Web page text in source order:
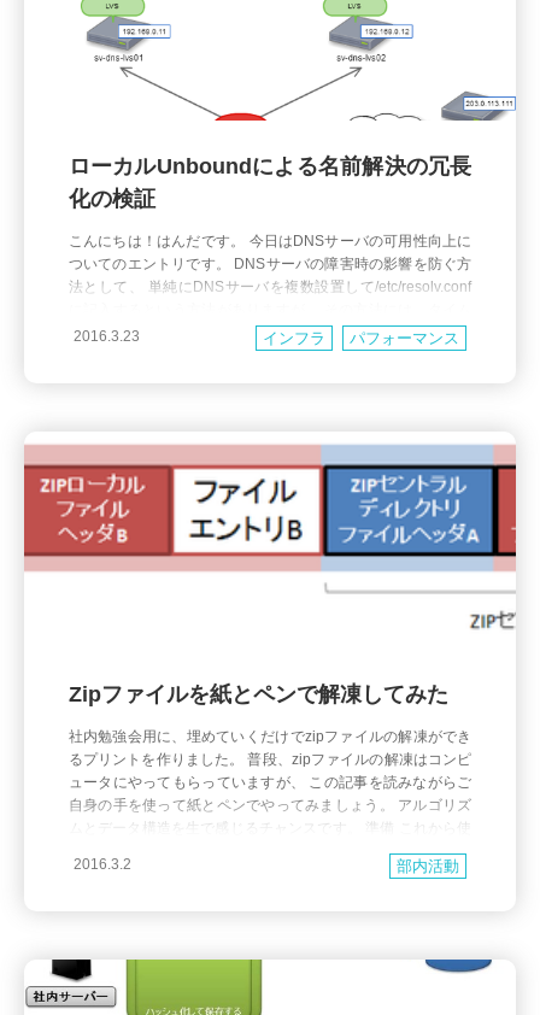
ローカルUnboundによる名前解決の冗長
化の検証
こんにちは！はんだです。 今日はDNSサーバの可用性向上に
ついてのエントリです。 DNSサーバの障害時の影響を防ぐ方
法として、 単純にDNSサーバを複数設置して/etc/resolv.conf
アウトの待ち時間という落とし穴があります。 /etc/resolv.con
f nameserver 192.168.0.11
2016.3.23 インフラ パフォーマンス
Zipファイルを紙とペンで解凍してみた
社内勉強会用に、埋めていくだけでzipファイルの解凍ができ
るプリントを作りました。 普段、zipファイルの解凍はコンピ
ュータにやってもらっていますが、 この記事を読みながらご
自身の手を使って紙とペンでやってみましょう。 アルゴリズ
ムとデータ構造を生で感じるチャンスです。 準備 これから使
うプリントをダウンロードして印刷しましょう。 ZIPローカル
ファイルヘッダ (Download) Z
2016.3.2 部内活動